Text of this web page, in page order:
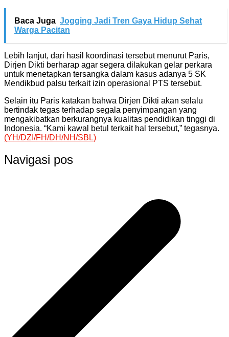
Baca Juga Jogging Jadi Tren Gaya Hidup Sehat
Warga Pacitan
Lebih lanjut, dari hasil koordinasi tersebut menurut Paris,
Dirjen Dikti berharap agar segera dilakukan gelar perkara
untuk menetapkan tersangka dalam kasus adanya 5 SK
Mendikbud palsu terkait izin operasional PTS tersebut.
Selain itu Paris katakan bahwa Dirjen Dikti akan selalu
bertindak tegas terhadap segala penyimpangan yang
mengakibatkan berkurangnya kualitas pendidikan tinggi di
Indonesia. “Kami kawal betul terkait hal tersebut,” tegasnya.
(YH/DZI/FH/DH/NH/SBL)
Navigasi pos